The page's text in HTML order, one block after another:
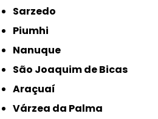
Sarzedo
Piumhi
Nanuque
São Joaquim de Bicas
Araçuaí
Várzea da Palma